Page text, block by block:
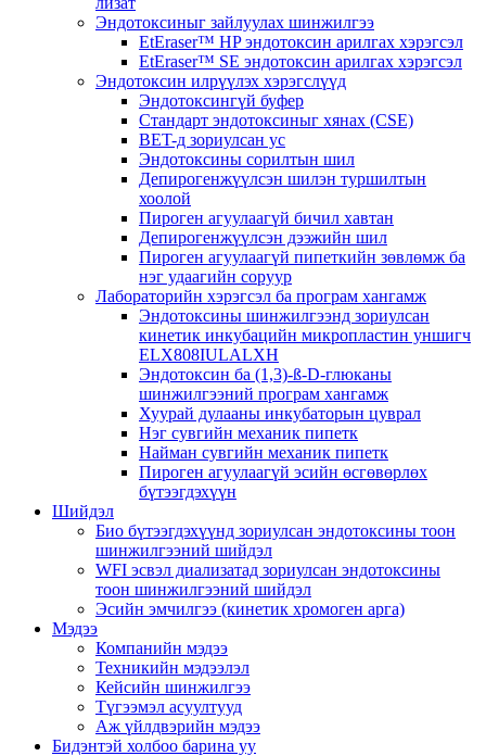
Эндотоксиныг зайлуулах шинжилгээ
EtEraser™ HP эндотоксин арилгах хэрэгсэл
EtEraser™ SE эндотоксин арилгах хэрэгсэл
Эндотоксин илрүүлэх хэрэгслүүд
Эндотоксингүй буфер
Стандарт эндотоксиныг хянах (CSE)
BET-д зориулсан ус
Эндотоксины сорилтын шил
Депирогенжүүлсэн шилэн туршилтын
хоолой
Пироген агуулаагүй бичил хавтан
Депирогенжүүлсэн дээжийн шил
Пироген агуулаагүй пипеткийн зөвлөмж ба
нэг удаагийн соруур
Лабораторийн хэрэгсэл ба програм хангамж
Эндотоксины шинжилгээнд зориулсан
кинетик инкубацийн микропластин уншигч
ELX808IULALXH
Эндотоксин ба (1,3)-ß-D-глюканы
шинжилгээний програм хангамж
Хуурай дулааны инкубаторын цуврал
Нэг сувгийн механик пипетк
Найман сувгийн механик пипетк
Пироген агуулаагүй эсийн өсгөвөрлөх
бүтээгдэхүүн
Шийдэл
Био бүтээгдэхүүнд зориулсан эндотоксины тоон
шинжилгээний шийдэл
WFI эсвэл диализатад зориулсан эндотоксины
тоон шинжилгээний шийдэл
Эсийн эмчилгээ (кинетик хромоген арга)
Мэдээ
Компанийн мэдээ
Техникийн мэдээлэл
Кейсийн шинжилгээ
Түгээмэл асуултууд
Аж үйлдвэрийн мэдээ
Бидэнтэй холбоо барина уу